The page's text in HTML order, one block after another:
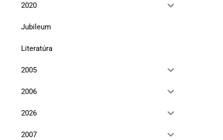
2020
Jubileum
Literatúra
2005
2006
2026
2007